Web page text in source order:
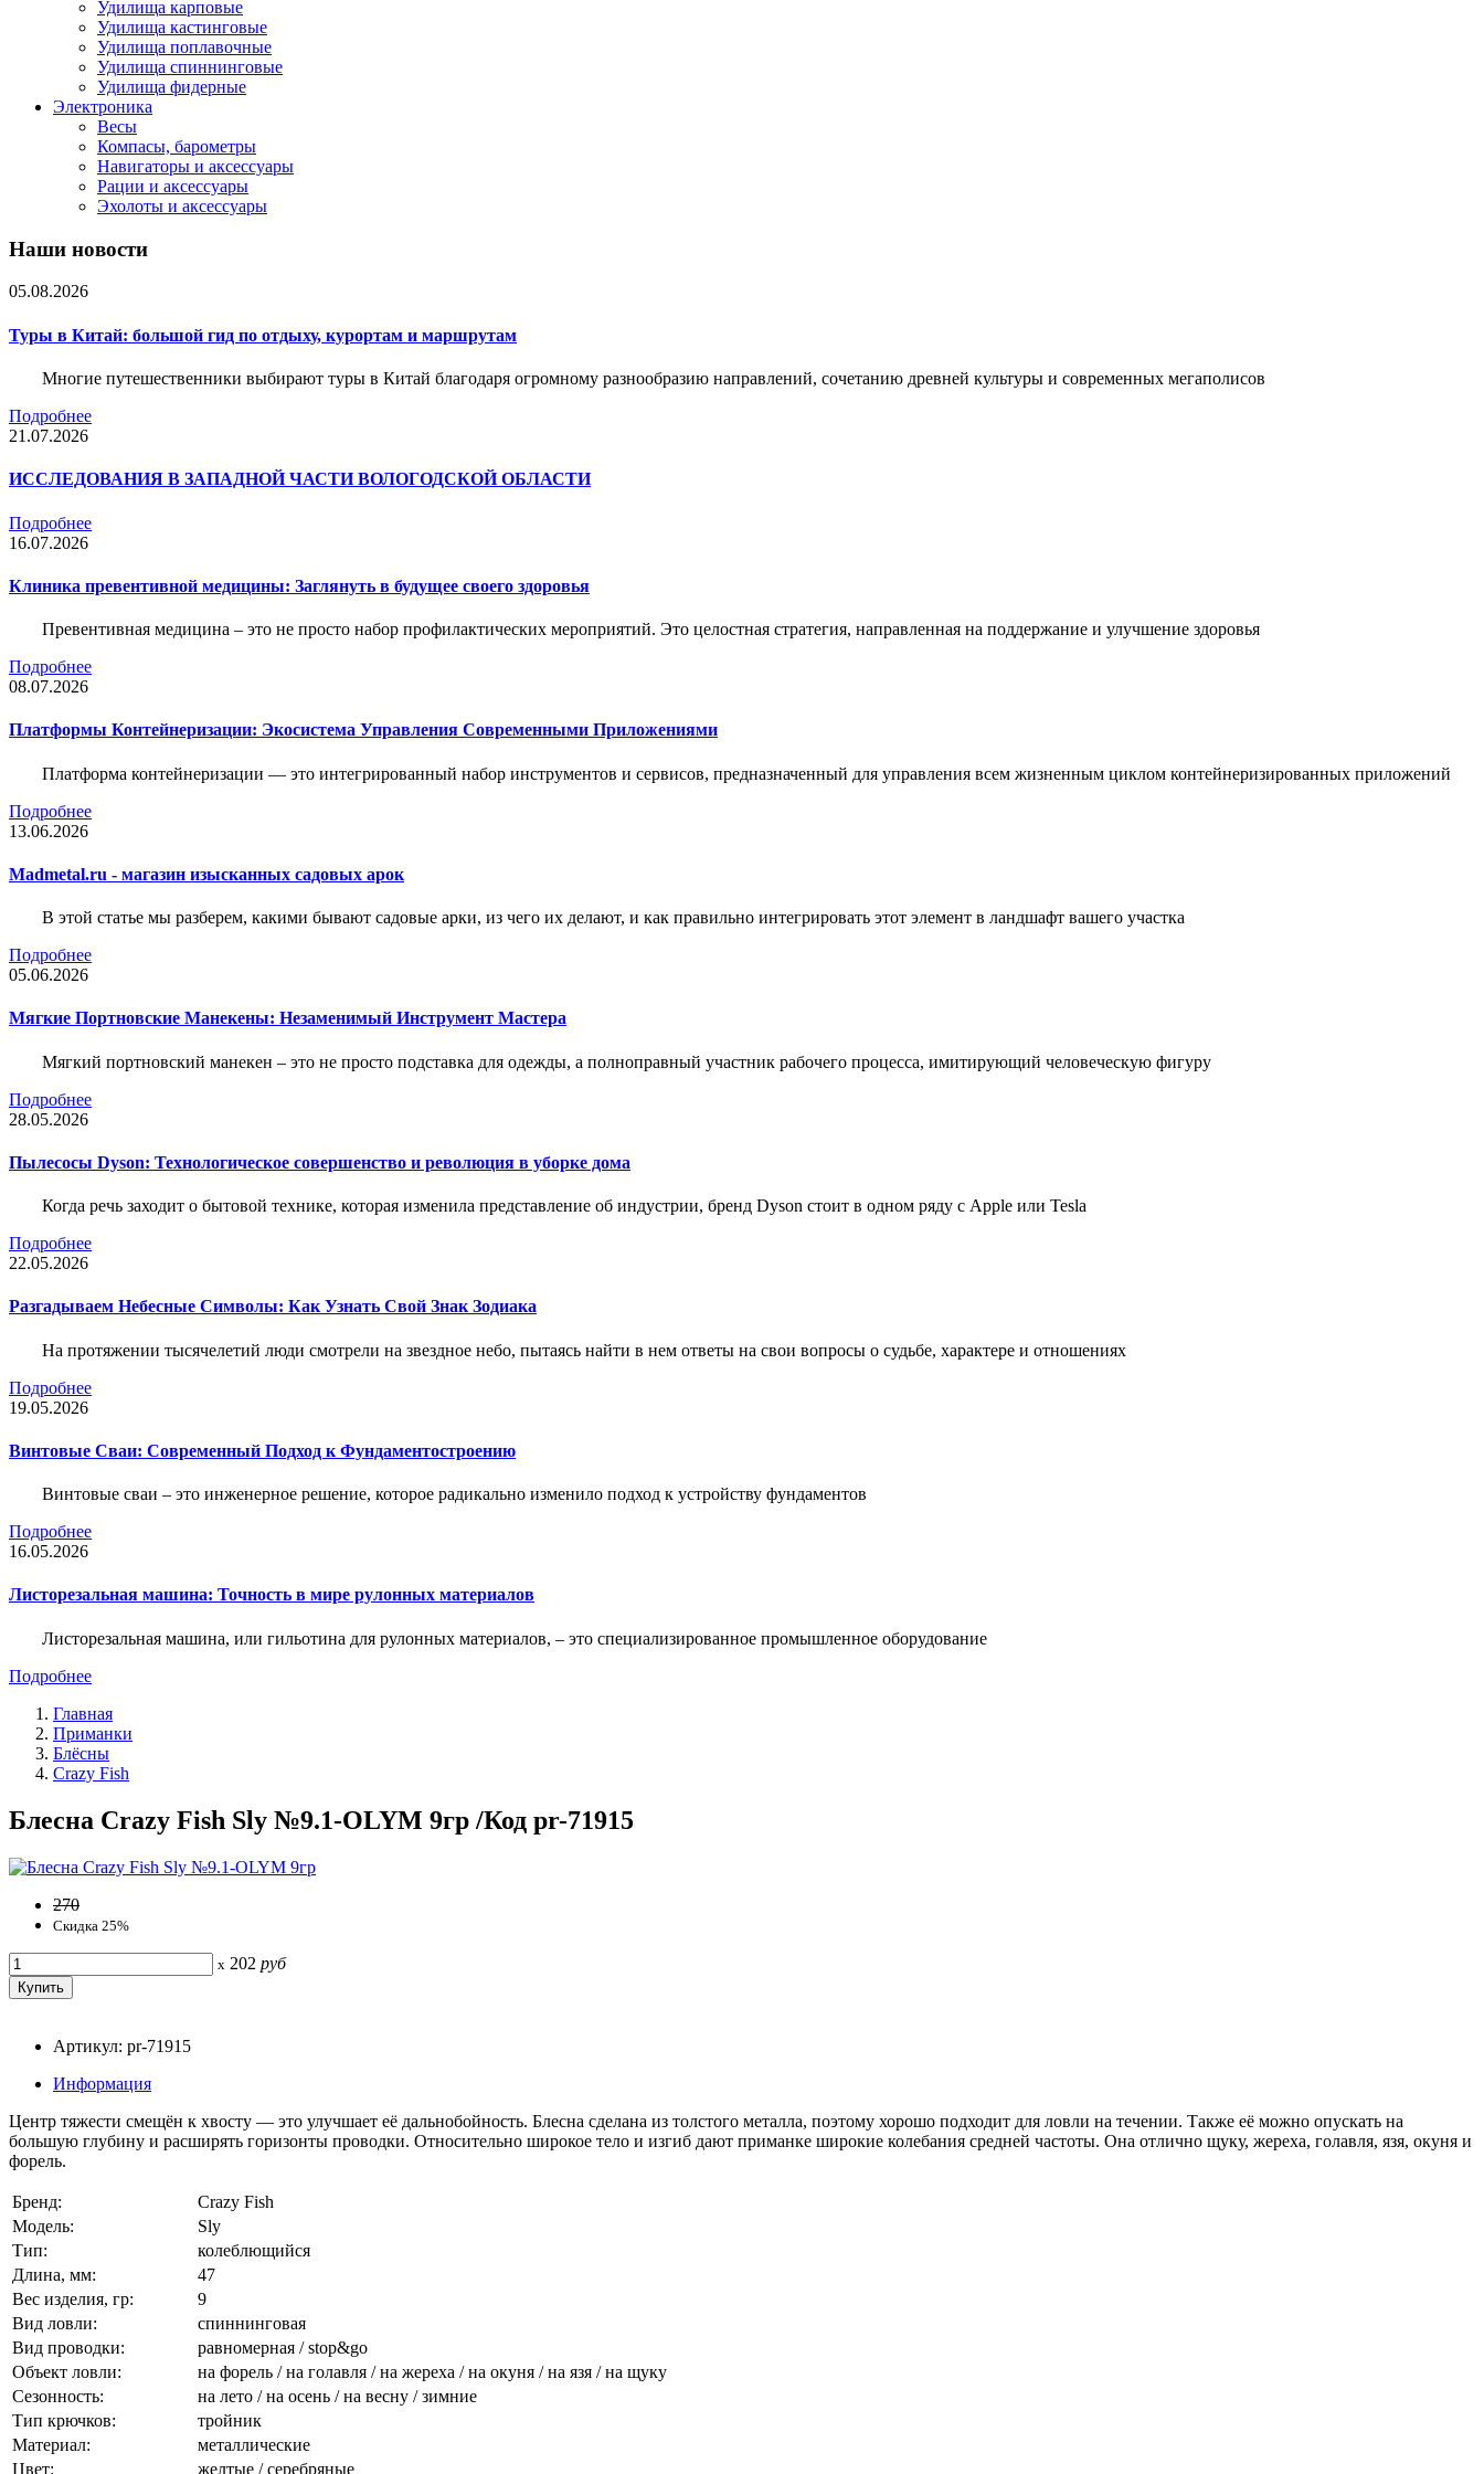
Удилища карповые
Удилища кастинговые
Удилища поплавочные
Удилища спиннинговые
Удилища фидерные
Электроника
Весы
Компасы, барометры
Навигаторы и аксессуары
Рации и аксессуары
Эхолоты и аксессуары
Наши новости
05.08.2026
Туры в Китай: большой гид по отдыху, курортам и маршрутам
Многие путешественники выбирают туры в Китай благодаря огромному разнообразию направлений, сочетанию древней культуры и современных мегаполисов
Подробнее
21.07.2026
ИССЛЕДОВАНИЯ В ЗАПАДНОЙ ЧАСТИ ВОЛОГОДСКОЙ ОБЛАСТИ
Подробнее
16.07.2026
Клиника превентивной медицины: Заглянуть в будущее своего здоровья
Превентивная медицина – это не просто набор профилактических мероприятий. Это целостная стратегия, направленная на поддержание и улучшение здоровья
Подробнее
08.07.2026
Платформы Контейнеризации: Экосистема Управления Современными Приложениями
Платформа контейнеризации — это интегрированный набор инструментов и сервисов, предназначенный для управления всем жизненным циклом контейнеризированных приложений
Подробнее
13.06.2026
Madmetal.ru - магазин изысканных садовых арок
В этой статье мы разберем, какими бывают садовые арки, из чего их делают, и как правильно интегрировать этот элемент в ландшафт вашего участка
Подробнее
05.06.2026
Мягкие Портновские Манекены: Незаменимый Инструмент Мастера
Мягкий портновский манекен – это не просто подставка для одежды, а полноправный участник рабочего процесса, имитирующий человеческую фигуру
Подробнее
28.05.2026
Пылесосы Dyson: Технологическое совершенство и революция в уборке дома
Когда речь заходит о бытовой технике, которая изменила представление об индустрии, бренд Dyson стоит в одном ряду с Apple или Tesla
Подробнее
22.05.2026
Разгадываем Небесные Символы: Как Узнать Свой Знак Зодиака
На протяжении тысячелетий люди смотрели на звездное небо, пытаясь найти в нем ответы на свои вопросы о судьбе, характере и отношениях
Подробнее
19.05.2026
Винтовые Сваи: Современный Подход к Фундаментостроению
Винтовые сваи – это инженерное решение, которое радикально изменило подход к устройству фундаментов
Подробнее
16.05.2026
Листорезальная машина: Точность в мире рулонных материалов
Листорезальная машина, или гильотина для рулонных материалов, – это специализированное промышленное оборудование
Подробнее
Главная
Приманки
Блёсны
Crazy Fish
Блесна Crazy Fish Sly №9.1-OLYM 9гр /Код pr-71915
270
Скидка 25%
x 202 руб
Артикул: pr-71915
Информация
Центр тяжести смещён к хвосту — это улучшает её дальнобойность. Блесна сделана из толстого металла, поэтому хорошо подходит для ловли на течении. Также её можно опускать на
большую глубину и расширять горизонты проводки. Относительно широкое тело и изгиб дают приманке широкие колебания средней частоты. Она отлично щуку, жереха, голавля, язя, окуня и
форель.
Бренд:
Crazy Fish
Модель:
Sly
Тип:
колеблющийся
Длина, мм:
47
Вес изделия, гр:
9
Вид ловли:
спиннинговая
Вид проводки:
равномерная / stop&go
Объект ловли:
на форель / на голавля / на жереха / на окуня / на язя / на щуку
Сезонность:
на лето / на осень / на весну / зимние
Тип крючков:
тройник
Материал:
металлические
Цвет:
желтые / серебряные